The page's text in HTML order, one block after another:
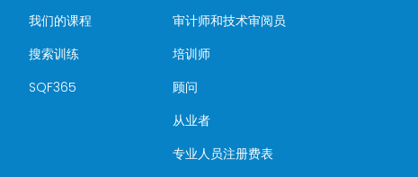
我们的课程
搜索训练
SQF365
审计师和技术审阅员
培训师
顾问
从业者
专业人员注册费表